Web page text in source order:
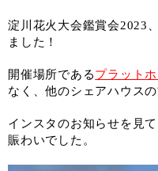
淀川花火大会鑑賞会2023
ました！
開催場所であるプラット
なく、他のシェアハウスの
インスタのお知らせを見
賑わいでした。